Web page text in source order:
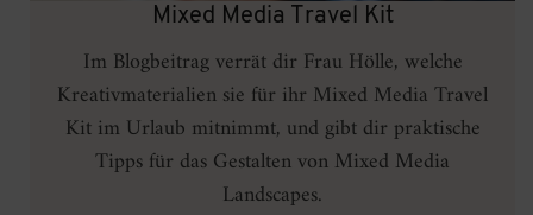
Mixed Media Travel Kit
Im Blogbeitrag verrät dir Frau Hölle, welche
Kreativmaterialien sie für ihr Mixed Media Travel
Kit im Urlaub mitnimmt, und gibt dir praktische
Tipps für das Gestalten von Mixed Media
Landscapes.